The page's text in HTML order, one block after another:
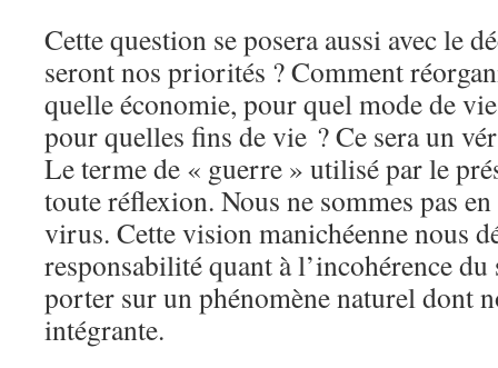
Cette question se posera aussi avec le
seront nos priorités ? Comment
quelle économie, pour quel mode de
pour quelles fins de vie ? Ce sera un
Le terme de « guerre » utilisé par le
toute réflexion. Nous ne sommes pas
virus. Cette vision manichéenne nous
responsabilité quant à l’incohérence du
porter sur un phénomène naturel dont
intégrante.